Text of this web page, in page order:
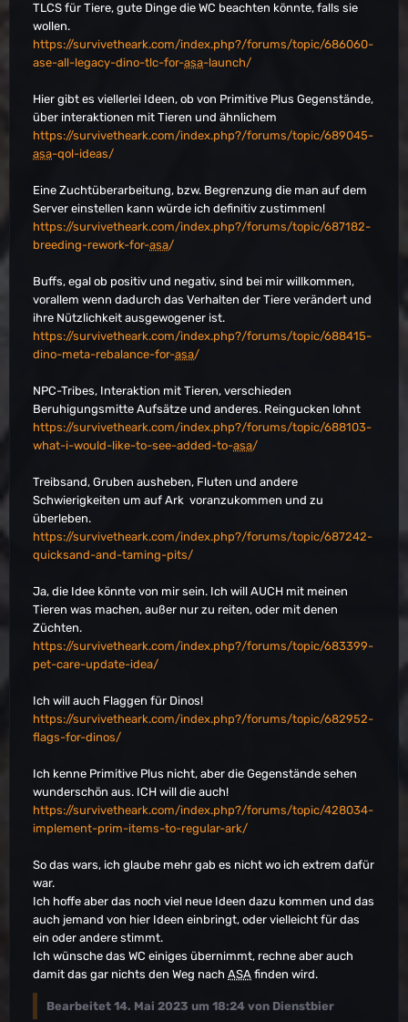
TLCS für Tiere, gute Dinge die WC beachten könnte, falls sie
wollen.
https://survivetheark.com/index.php?/forums/topic/686060-
ase-all-legacy-dino-tlc-for-asa-launch/
Hier gibt es viellerlei Ideen, ob von Primitive Plus Gegenstände,
über interaktionen mit Tieren und ähnlichem
https://survivetheark.com/index.php?/forums/topic/689045-
asa-qol-ideas/
Eine Zuchtüberarbeitung, bzw. Begrenzung die man auf dem
Server einstellen kann würde ich definitiv zustimmen!
https://survivetheark.com/index.php?/forums/topic/687182-
breeding-rework-for-asa/
Buffs, egal ob positiv und negativ, sind bei mir willkommen,
vorallem wenn dadurch das Verhalten der Tiere verändert und
ihre Nützlichkeit ausgewogener ist.
https://survivetheark.com/index.php?/forums/topic/688415-
dino-meta-rebalance-for-asa/
NPC-Tribes, Interaktion mit Tieren, verschieden
Beruhigungsmitte Aufsätze und anderes. Reingucken lohnt
https://survivetheark.com/index.php?/forums/topic/688103-
what-i-would-like-to-see-added-to-asa/
Treibsand, Gruben ausheben, Fluten und andere
Schwierigkeiten um auf Ark voranzukommen und zu
überleben.
https://survivetheark.com/index.php?/forums/topic/687242-
quicksand-and-taming-pits/
Ja, die Idee könnte von mir sein. Ich will AUCH mit meinen
Tieren was machen, außer nur zu reiten, oder mit denen
Züchten.
https://survivetheark.com/index.php?/forums/topic/683399-
pet-care-update-idea/
Ich will auch Flaggen für Dinos!
https://survivetheark.com/index.php?/forums/topic/682952-
flags-for-dinos/
Ich kenne Primitive Plus nicht, aber die Gegenstände sehen
wunderschön aus. ICH will die auch!
https://survivetheark.com/index.php?/forums/topic/428034-
implement-prim-items-to-regular-ark/
So das wars, ich glaube mehr gab es nicht wo ich extrem dafür
war.
Ich hoffe aber das noch viel neue Ideen dazu kommen und das
auch jemand von hier Ideen einbringt, oder vielleicht für das
ein oder andere stimmt.
Ich wünsche das WC einiges übernimmt, rechne aber auch
damit das gar nichts den Weg nach ASA finden wird.
Bearbeitet 14. Mai 2023 um 18:24 von Dienstbier